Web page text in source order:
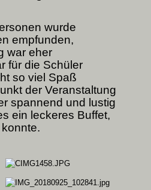
wurde
empfunden,
war eher
für die Schüler
so viel Spaß
der Veranstaltung
spannend und lustig
ein leckeres Buffet,